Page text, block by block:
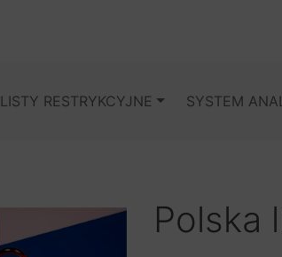
LISTY RESTRYKCYJNE SYSTEM
Polska